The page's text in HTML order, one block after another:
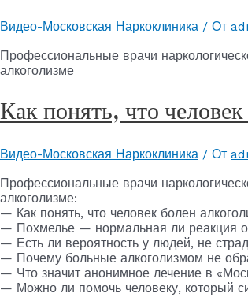
Видео-Московская Наркоклиника / От
Профессиональные врачи
алкоголизме
Как понять, что
Видео-Московская Наркоклиника / От
Профессиональные врачи
алкоголизме:
— Как понять, что человек болен
— Похмелье — нормальная ли реакция
— Есть ли вероятность у людей, не
— Почему больные алкоголизмом не
— Что значит анонимное лечение в
— Можно ли помочь человеку, который